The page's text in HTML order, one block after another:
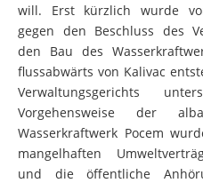
will. Erst kürzlich wurde
gegen den Beschluss des
den Bau des
flussabwärts von Kalivac
Verwaltungsgerichts
Vorgehensweise der
Wasserkraftwerk Pocem
mangelhaften
und die öffentliche